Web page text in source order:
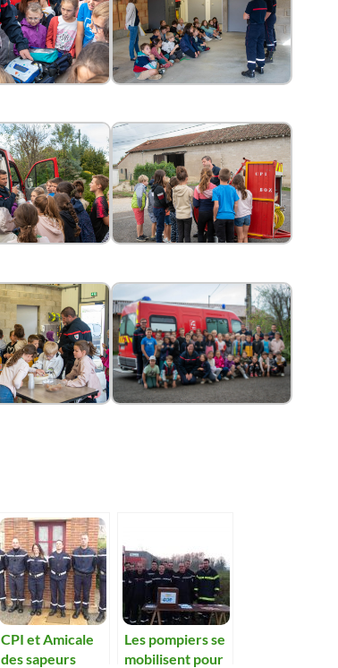
CPI et Amicale
des sapeurs
Les pompiers se
mobilisent pour